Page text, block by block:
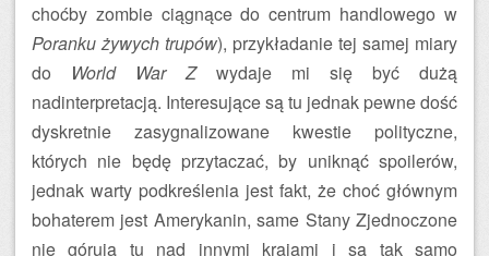
choćby zombie ciągnące do centrum handlowego w
Poranku żywych trupów), przykładanie tej samej miary
do World War Zwydaje mi się być dużą
nadinterpretacją. Interesujące są tu jednak pewne dość
dyskretnie zasygnalizowane kwestie polityczne,
których nie będę przytaczać, by uniknąć spoilerów,
jednak warty podkreślenia jest fakt, że choć głównym
bohaterem jest Amerykanin, same Stany Zjednoczone
nie górują tu nad innymi krajami i są tak samo